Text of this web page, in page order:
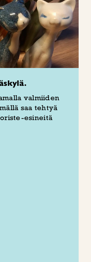
valmiiden
saa tehtyä
esineitä